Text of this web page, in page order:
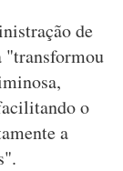
de
"transformou
o
a